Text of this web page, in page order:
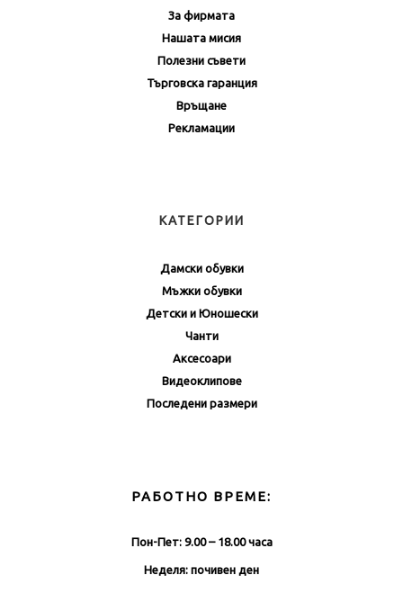
За фирмата
Нашата мисия
Полезни съвети
Търговска гаранция
Връщане
Рекламации
КАТЕГОРИИ
Дамски обувки
Мъжки обувки
Детски и Юношески
Чанти
Аксесоари
Видеоклипове
Последени размери
РАБОТНО ВРЕМЕ:
Пон-Пет: 9.00 – 18.00 часа
Неделя: почивен ден